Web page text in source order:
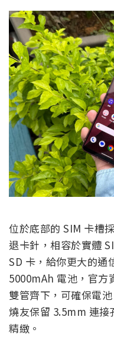
位於底部的 SIM 卡槽
退卡針，相容於實體
SD 卡，給你更大的通
5000mAh 電池，官方
雙管齊下，可確保電
燒友保留 3.5mm 連接
精緻。